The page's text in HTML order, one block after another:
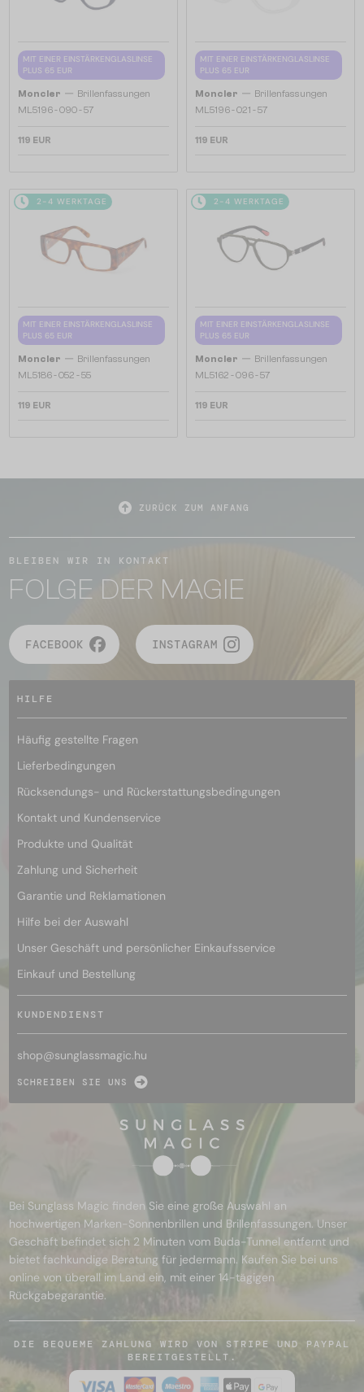
MIT EINER EINSTÄRKENGLASLINSE
PLUS 65 EUR
Moncler — Brillenfassungen
ML5196 - 090 - 57
119 EUR
MIT EINER EINSTÄRKENGLASLINSE
PLUS 65 EUR
Moncler — Brillenfassungen
ML5196 - 021 - 57
119 EUR
2-4 WERKTAGE
MIT EINER EINSTÄRKENGLASLINSE
PLUS 65 EUR
Moncler — Brillenfassungen
ML5186 - 052 - 55
119 EUR
2-4 WERKTAGE
MIT EINER EINSTÄRKENGLASLINSE
PLUS 65 EUR
Moncler — Brillenfassungen
ML5162 - 096 - 57
119 EUR
ZURÜCK ZUM ANFANG
BLEIBEN WIR IN KONTAKT
FOLGE DER MAGIE
FACEBOOK INSTAGRAM
HILFE
Häufig gestellte Fragen
Lieferbedingungen
Rücksendungs- und Rückerstattungsbedingungen
Kontakt und Kundenservice
Produkte und Qualität
Zahlung und Sicherheit
Garantie und Reklamationen
Hilfe bei der Auswahl
Unser Geschäft und persönlicher Einkaufsservice
Einkauf und Bestellung
KUNDENDIENST
shop@sunglassmagic.hu
SCHREIBEN SIE UNS
Bei Sunglass Magic finden Sie eine große Auswahl an
hochwertigen Marken-Sonnenbrillen und Brillenfassungen. Unser
Geschäft befindet sich 2 Minuten vom Buda-Tunnel entfernt und
bietet fachkundige Beratung für jedermann. Kaufen Sie bei uns
online von überall im Land ein, mit einer 14-tägigen
Rückgabegarantie.
DIE BEQUEME ZAHLUNG WIRD VON STRIPE UND PAYPAL
BEREITGESTELLT.